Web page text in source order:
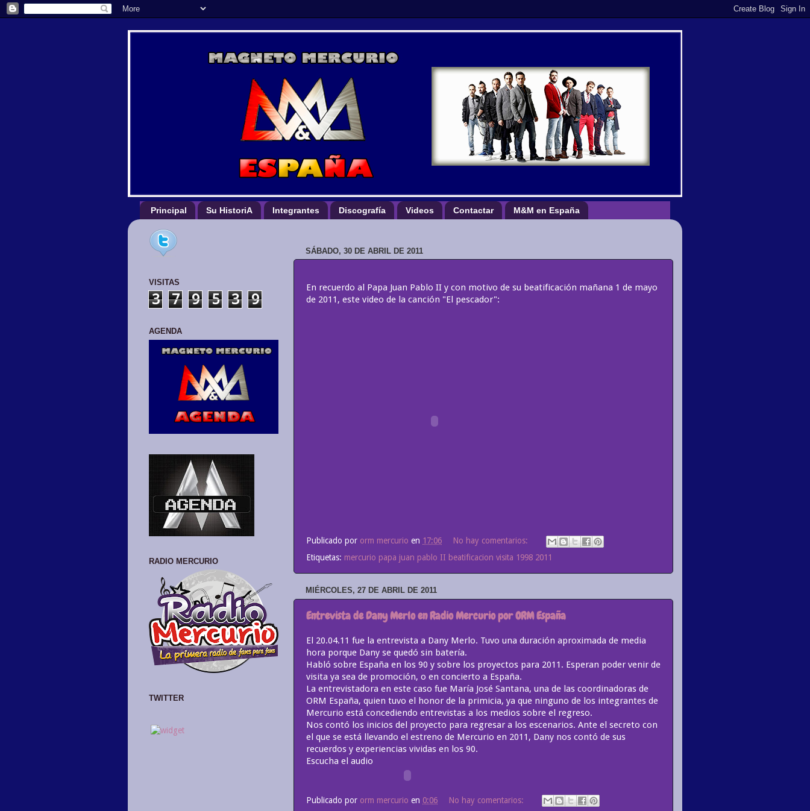
Principal Su HistoriA Integrantes Discografía Videos Contactar M&M en España
SÁBADO, 30 DE ABRIL DE 2011
En recuerdo al Papa Juan Pablo II y con motivo de su beatificación mañana 1 de mayo
de 2011, este video de la canción "El pescador":
Publicado por orm mercurio en 17:06
No hay comentarios:
Etiquetas: mercurio papa juan pablo II beatificacion visita 1998 2011
MIÉRCOLES, 27 DE ABRIL DE 2011
Entrevista de Dany Merlo en Radio Mercurio por ORM España
El 20.04.11 fue la entrevista a Dany Merlo. Tuvo una duración aproximada de media
hora porque Dany se quedó sin batería.
Habló sobre España en los 90 y sobre los proyectos para 2011. Esperan poder venir de
visita ya sea de promoción, o en concierto a España.
La entrevistadora en este caso fue María José Santana, una de las coordinadoras de
ORM España, quien tuvo el honor de la primicia, ya que ninguno de los integrantes de
Mercurio está concediendo entrevistas a los medios sobre el regreso.
Nos contó los inicios del proyecto para regresar a los escenarios. Ante el secreto con
el que se está llevando el estreno de Mercurio en 2011, Dany nos contó de sus
recuerdos y experiencias vividas en los 90.
Escucha el audio
Publicado por orm mercurio en 0:06
No hay comentarios:
VISITAS
3 7 9 5 3 9
AGENDA
RADIO MERCURIO
TWITTER